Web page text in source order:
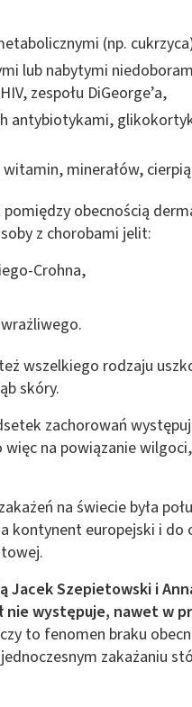
(np.
lub nabytymi
zespołu DiGeorge’a,
antybiotykami,
minerałów,
obecnością
z chorobami jelit:
Crohna,
wszelkiego rodzaju
skóry.
zachorowań
na powiązanie
na świecie była
kontynent europejski i do
Jacek Szepietowski i
nie występuje, nawet w
to fenomen braku
zakażaniu
aktywnie żądanych informacji